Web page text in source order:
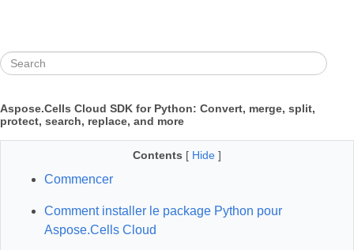
Aspose.Cells Cloud SDK for Python: Convert, merge, split,
protect, search, replace, and more
Contents [ Hide ]
Commencer
Comment installer le package Python pour
Aspose.Cells Cloud